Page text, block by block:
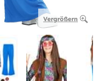
Vergrößern